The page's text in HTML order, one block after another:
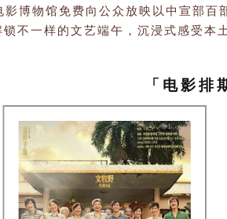
博物馆免费向公众放映以中宣部百
不一样的文艺端午，沉浸式感受本
「电影排